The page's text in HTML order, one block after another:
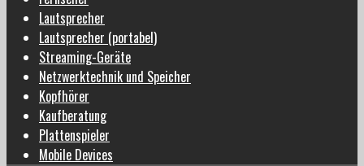
Lautsprecher
Lautsprecher (portabel)
Streaming-Geräte
Netzwerktechnik und Speicher
Kopfhörer
Kaufberatung
Plattenspieler
Mobile Devices